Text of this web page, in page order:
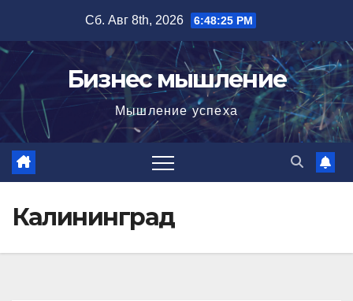
содержимому
Сб. Авг 8th, 2026 6:48:27 PM
Бизнес мышление
Мышление успеха
Калининград